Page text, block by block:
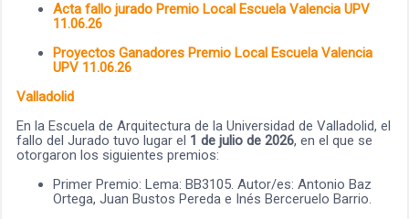
Acta fallo jurado Premio Local Escuela Valencia UPV
11.06.26
Proyectos Ganadores Premio Local Escuela Valencia
UPV 11.06.26
Valladolid
En la Escuela de Arquitectura de la Universidad de Valladolid, el
fallo del Jurado tuvo lugar el 1 de julio de 2026, en el que se
otorgaron los siguientes premios:
Primer Premio: Lema: BB3105. Autor/es: Antonio Baz
Ortega, Juan Bustos Pereda e Inés Berceruelo Barrio.